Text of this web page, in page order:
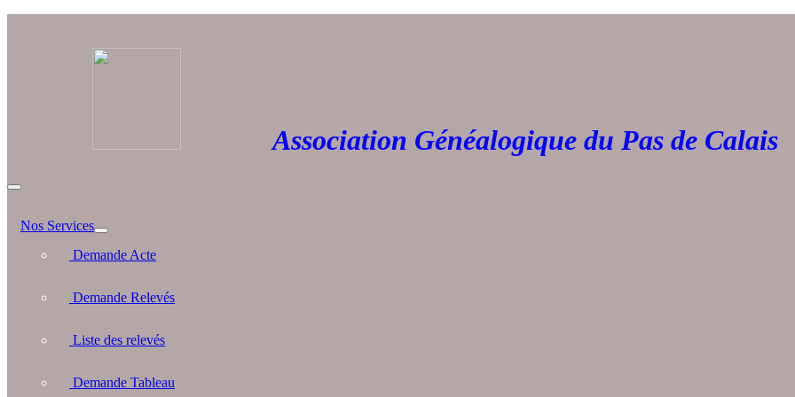
Association Généalogique du Pas de
Nos Services
Demande Acte
Demande Relevés
Liste des relevés
Demande Tableau